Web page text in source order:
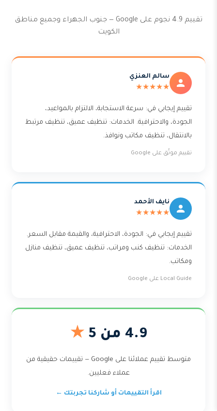
تقييم 4.9 نجوم على Google — جنوب الجهراء وجميع مناطق
الكويت
سالم العنزي
★★★★★
تقييم إيجابي في: سرعة الاستجابة، الالتزام بالمواعيد،
الجودة، والاحترافية. الخدمات: تنظيف عميق، تنظيف مرتبط
بالانتقال، تنظيف مكاتب ونوافذ.
تقييم موثّق على Google
نايف الأحمد
★★★★★
تقييم إيجابي في: الجودة، الاحترافية، والقيمة مقابل السعر.
الخدمات: تنظيف كنب ومراتب، تنظيف عميق، تنظيف منازل
ومكاتب.
Local Guide على Google
4.9 من 5 ★
متوسط تقييم عملائنا على Google — تقييمات حقيقية من
عملاء فعليين.
اقرأ التقييمات أو شاركنا تجربتك ←